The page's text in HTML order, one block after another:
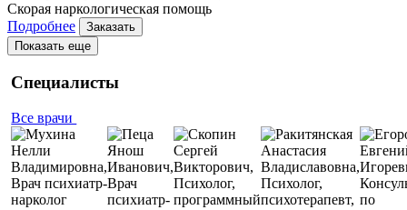
Скорая наркологическая помощь
Подробнее
Заказать
Показать еще
Специалисты
Все врачи